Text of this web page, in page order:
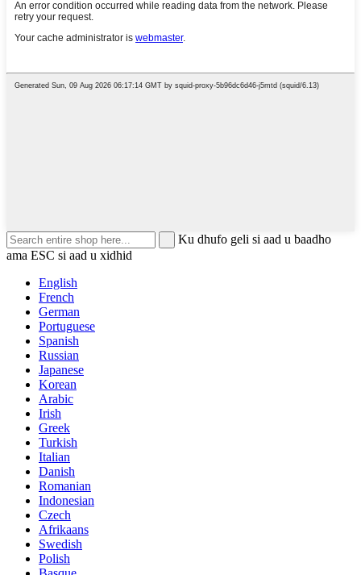
Ku dhufo geli si aad u baadho
ama ESC si aad u xidhid
English
French
German
Portuguese
Spanish
Russian
Japanese
Korean
Arabic
Irish
Greek
Turkish
Italian
Danish
Romanian
Indonesian
Czech
Afrikaans
Swedish
Polish